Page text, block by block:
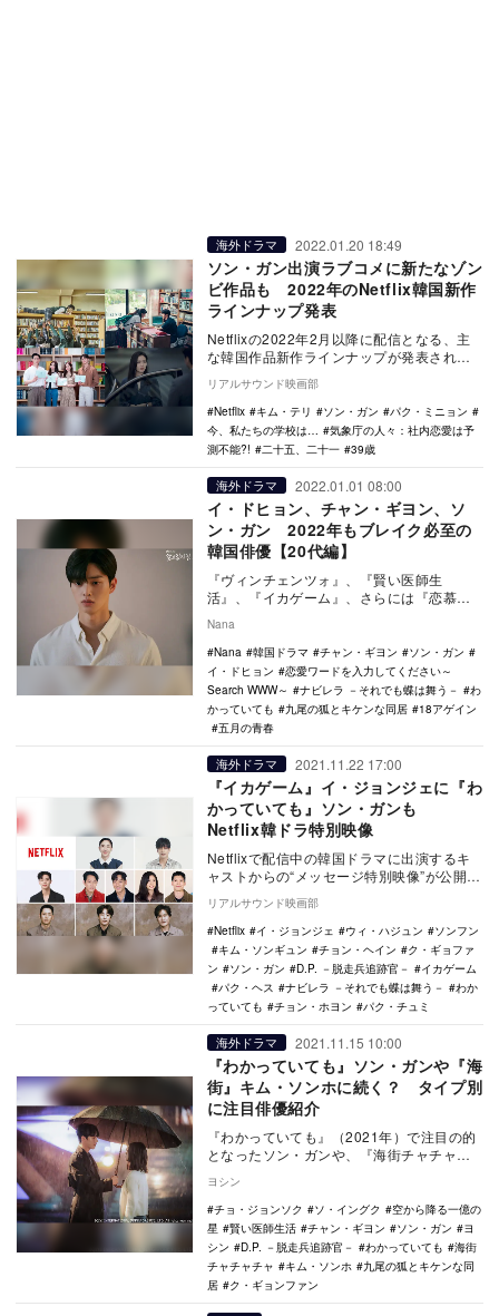
海外ドラマ 2022.01.20 18:49
ソン・ガン出演ラブコメに新たなゾン
ビ作品も 2022年のNetflix韓国新作
ラインナップ発表
Netflixの2022年2月以降に配信となる、主
な韓国作品新作ラインナップが発表され
た。 2021年、韓国タイトルの視聴時…
リアルサウンド映画部
Netflix
キム・テリ ソン・ガン
パク・ミニョン
今、私たちの学校は…
気象庁の人々：社内恋愛は予
測不能?!
二十五、二十一 39歳
海外ドラマ 2022.01.01 08:00
イ・ドヒョン、チャン・ギヨン、ソ
ン・ガン 2022年もブレイク必至の
韓国俳優【20代編】
『ヴィンチェンツォ』、『賢い医師生
活』、『イカゲーム』、さらには『恋慕』
本のみならず世…
Nana
Nana
韓国ドラマ チャン・ギヨン
ソン・ガン
イ・ドヒョン
恋愛ワードを入力してください～
Search WWW～
ナビレラ －それでも蝶は舞う－
わ
かっていても
九尾の狐とキケンな同居
18アゲイン
五月の青春
海外ドラマ 2021.11.22 17:00
『イカゲーム』イ・ジョンジェに『わ
かっていても』ソン・ガンも
Netflix韓ドラ特別映像
Netflixで配信中の韓国ドラマに出演するキ
ャストからの“メッセージ特別映像”が公開さ
れた。 公開されたのは、『イカゲーム…
リアルサウンド映画部
Netflix
イ・ジョンジェ ウィ・ハジュン
ソンフン
キム・ソンギュン
チョン・ヘイン
ク・ギョファ
ン
ソン・ガン D.P. －脱走兵追跡官－
イカゲーム
パク・ヘス
ナビレラ －それでも蝶は舞う－
わか
っていても
チョン・ホヨン パク・チュミ
海外ドラマ 2021.11.15 10:00
『わかっていても』ソン・ガンや『海
街』キム・ソンホに続く？ タイプ別
に注目俳優紹介
『わかっていても』（2021年）で注目の的
となったソン・ガンや、『海街チャチャチ
ンの演…
ヨシン
チョ・ジョンソク
ソ・イングク
空から降る一億の
星
賢い医師生活 チャン・ギヨン ソン・ガン
ヨ
シン
D.P. －脱走兵追跡官－ わかっていても
海街
チャチャチャ
キム・ソンホ
九尾の狐とキケンな同
居
ク・ギョンファン